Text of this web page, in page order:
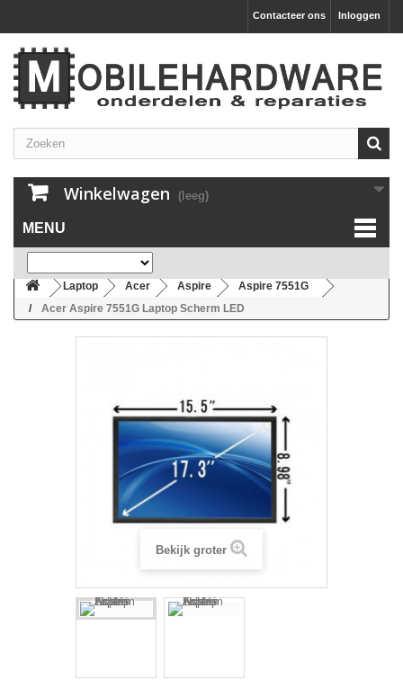
Inloggen
Contacteer ons
Winkelwagen (leeg)
MENU
Laptop Acer Aspire
Aspire 7551G
Acer Aspire 7551G Laptop Scherm LED
Bekijk groter